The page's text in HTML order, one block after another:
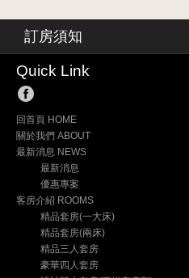
訂房須知
Quick Link
回首頁 HOME
關於我們 ABOUT
最新消息 NEWS
最新消息
優惠專案
客房介紹 ROOMS
精品套房(一大床)
精品套房(兩床)
精品三人套房
豪華四人套房